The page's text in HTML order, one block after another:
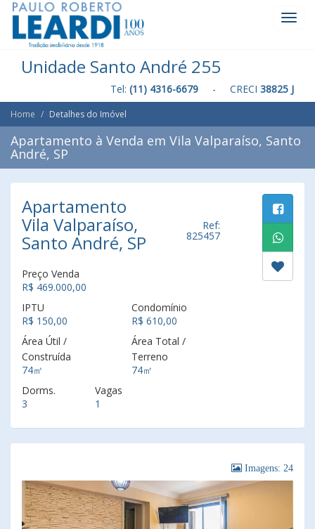
Unidade Santo André 255
Tel: (11) 4316-6679 - CRECI 38825 J
Home Detalhes do Imóvel
Apartamento à Venda em Vila Valparaíso, Santo
André, SP
Apartamento
Vila Valparaíso,
Santo André, SP
Ref:
825457
Preço Venda
R$ 469.000,00
IPTU
R$ 150,00
Condomínio
R$ 610,00
Área Útil /
Construída
74㎡
Área Total /
Terreno
74㎡
Dorms.
3
Vagas
1
Imagens: 24